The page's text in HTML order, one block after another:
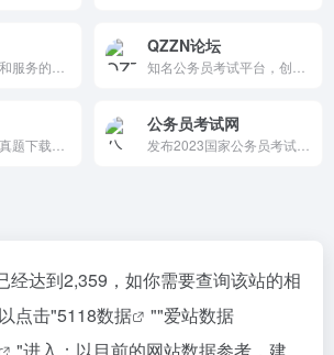
QZZN论坛
公务员考试网
经达到2,359，如你需要查询该站的相
点击"5118数据 ""爱站数据
"进入；以目前的网站数据参考，建